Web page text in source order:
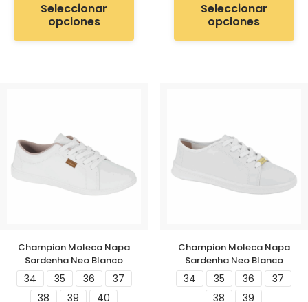
Seleccionar
opciones
Seleccionar
opciones
Champion Moleca Napa
Sardenha Neo Blanco
34 35 36
37
38
39 40
Champion Moleca Napa
Sardenha Neo Blanco
34 35 36
37
38
39